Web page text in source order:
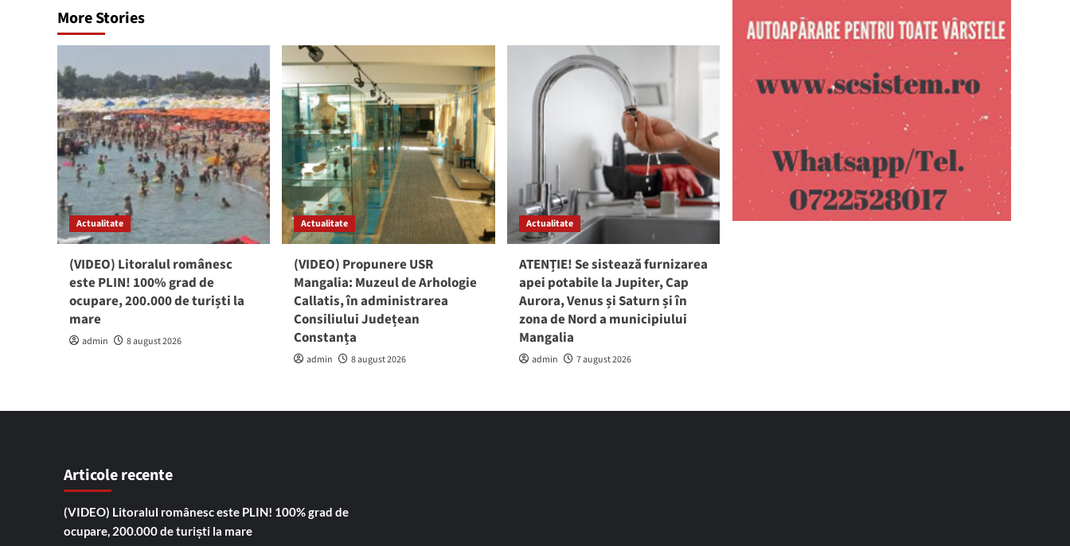
More Stories
Actualitate
(VIDEO) Litoralul românesc
este PLIN! 100% grad de
ocupare, 200.000 de turiști la
mare
admin 8 august 2026
Actualitate
(VIDEO) Propunere USR
Mangalia: Muzeul de Arhologie
Callatis, în administrarea
Consiliului Județean
Constanța
admin 8 august 2026
Actualitate
ATENȚIE! Se sistează furnizarea
apei potabile la Jupiter, Cap
Aurora, Venus și Saturn și în
zona de Nord a municipiului
Mangalia
admin 7 august 2026
Articole recente
(VIDEO) Litoralul românesc este PLIN! 100% grad de
ocupare, 200.000 de turiști la mare